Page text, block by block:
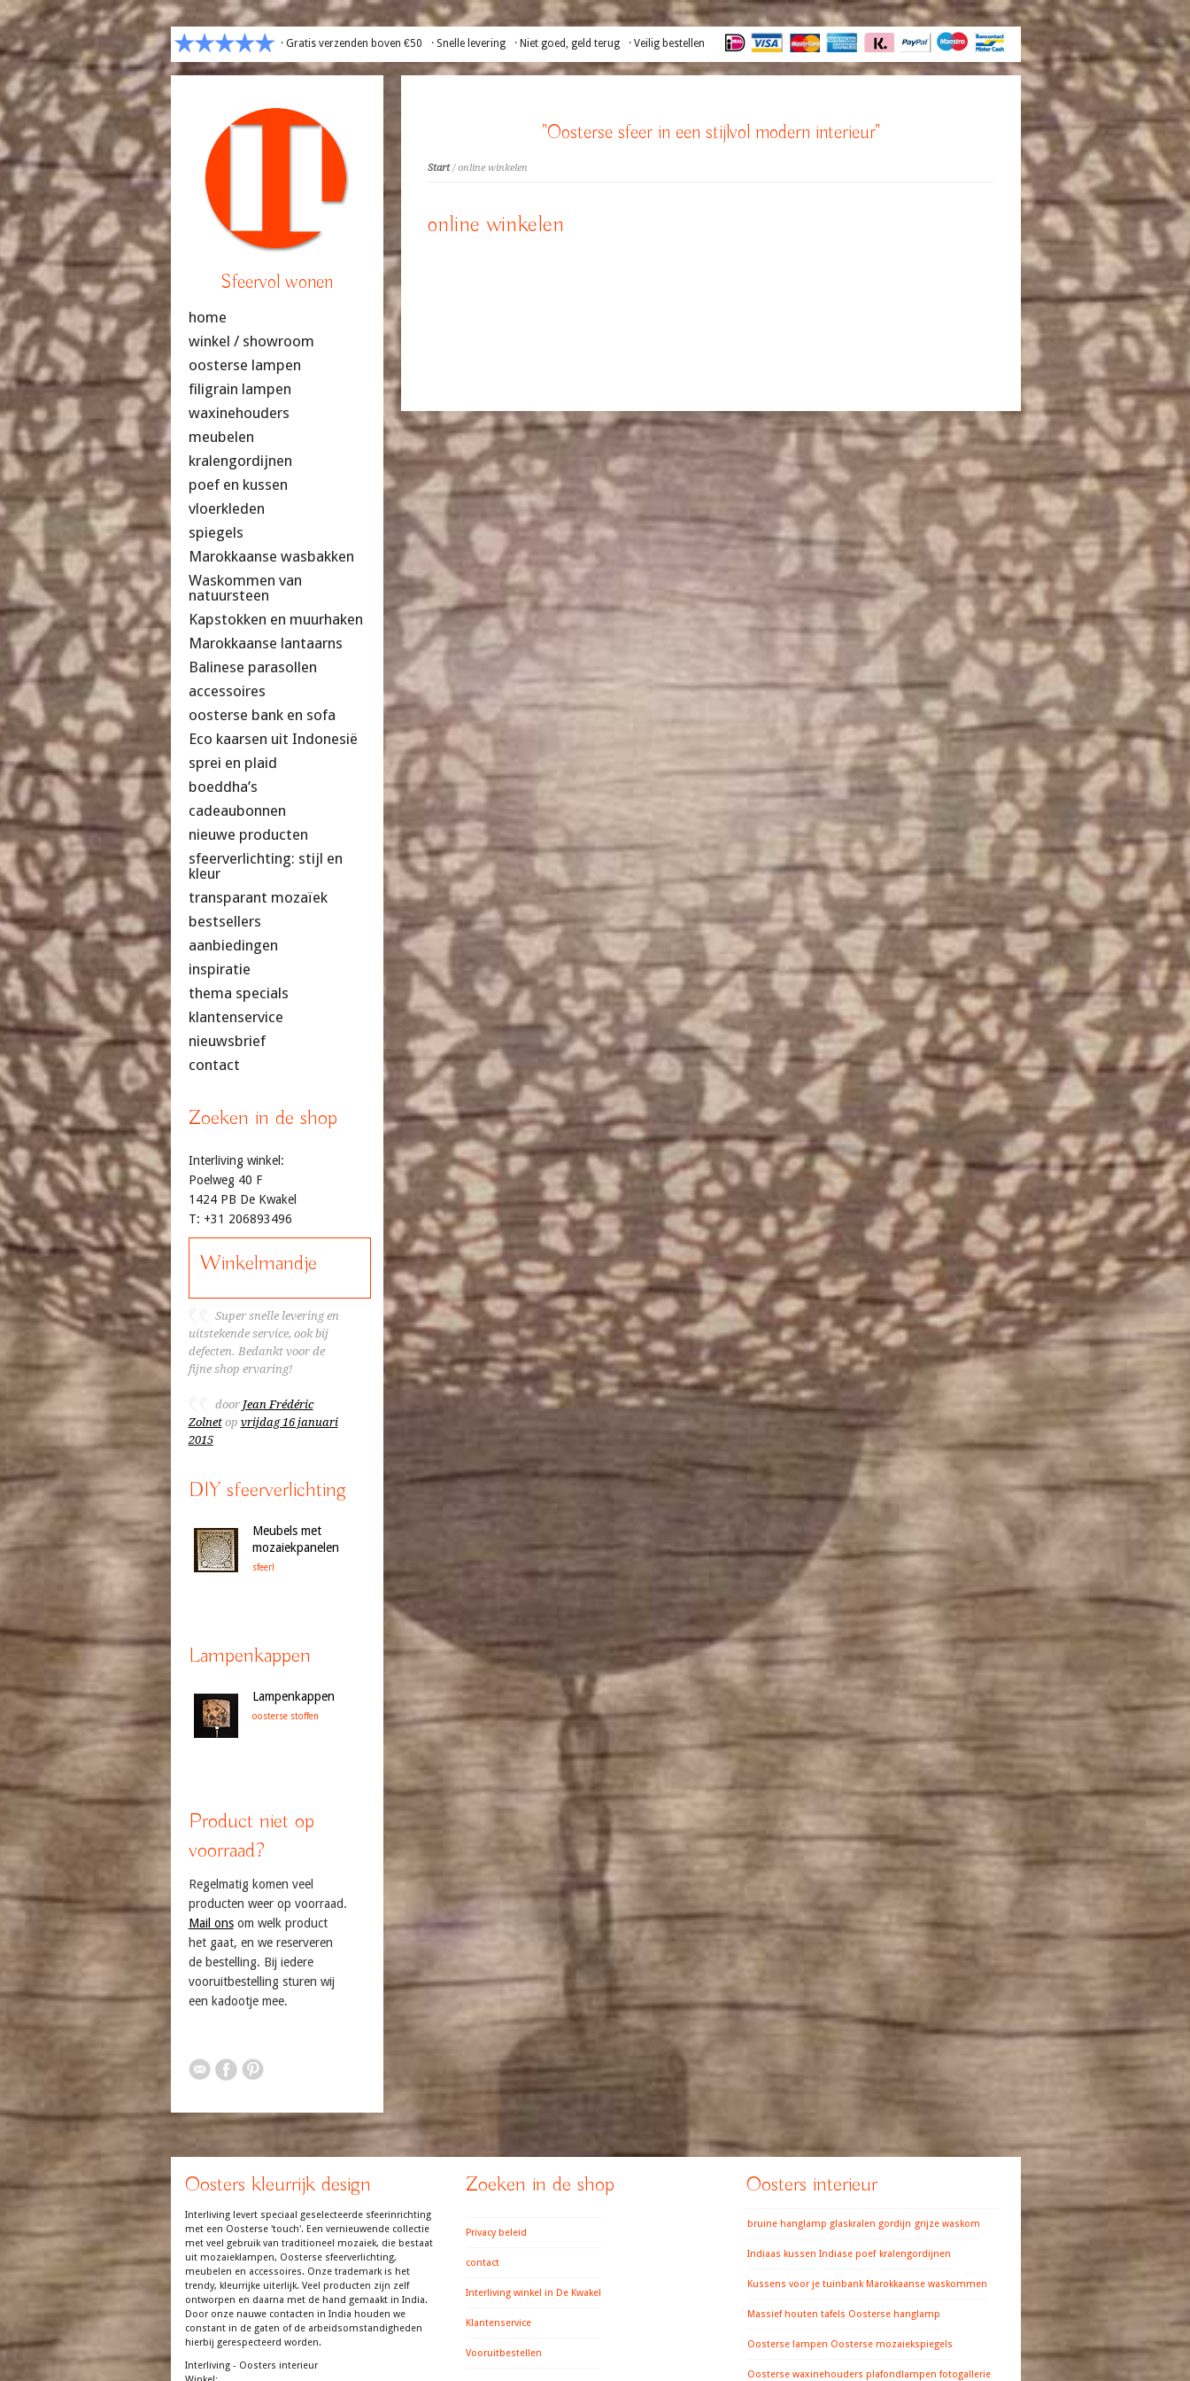
· Gratis verzenden boven €50 · Snelle levering · Niet goed, geld terug · Veilig bestellen
"Oosterse sfeer in een stijlvol modern interieur"
Start/ online winkelen
online winkelen
Sfeervol wonen
home
winkel / showroom
oosterse lampen
filigrain lampen
waxinehouders
meubelen
kralengordijnen
poef en kussen
vloerkleden
spiegels
Marokkaanse wasbakken
Waskommen van
natuursteen
Kapstokken en muurhaken
Marokkaanse lantaarns
Balinese parasollen
accessoires
oosterse bank en sofa
Eco kaarsen uit Indonesië
sprei en plaid
boeddha’s
cadeaubonnen
nieuwe producten
sfeerverlichting: stijl en
kleur
transparant mozaïek
bestsellers
aanbiedingen
inspiratie
thema specials
klantenservice
nieuwsbrief
contact
Zoeken in de shop
Interliving winkel:
Poelweg 40 F
1424 PB De Kwakel
T: +31 206893496
Winkelmandje
Super snelle levering en
uitstekende service, ook bij
defecten. Bedankt voor de
fijne shop ervaring!
door Jean Frédéric
Zolnetop vrijdag 16 januari
2015
DIY sfeerverlichting
Meubels met
mozaiekpanelen
sfeer!
Lampenkappen
Lampenkappen
oosterse stoffen
Product niet op
voorraad?
Regelmatig komen veel
producten weer op voorraad.
Mail onsom welk product
het gaat, en we reserveren
de bestelling. Bij iedere
vooruitbestelling sturen wij
een kadootje mee.
Oosters kleurrijk design
Interliving levert speciaal geselecteerde sfeerinrichting
met een Oosterse 'touch'. Een vernieuwende collectie
met veel gebruik van traditioneel mozaiek, die bestaat
uit mozaieklampen, Oosterse sfeerverlichting,
meubelen en accessoires. Onze trademark is het
trendy, kleurrijke uiterlijk. Veel producten zijn zelf
ontworpen en daarna met de hand gemaakt in India.
Door onze nauwe contacten in India houden we
constant in de gaten of de arbeidsomstandigheden
hierbij gerespecteerd worden.
Interliving - Oosters interieur
Zoeken in de shop
Privacy beleid
contact
Interliving winkel in De Kwakel
Klantenservice
Vooruitbestellen
Oosters interieur
bruine hanglamp glaskralen gordijn grijze waskom
Indiaas kussen Indiase poef kralengordijnen
Kussens voor je tuinbank Marokkaanse waskommen
Massief houten tafels Oosterse hanglamp
Oosterse lampen Oosterse mozaiekspiegels
Oosterse waxinehouders plafondlampen fotogallerie